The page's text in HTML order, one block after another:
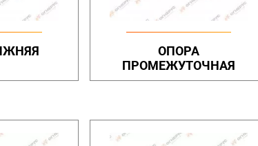
ОПОРА
ПРОМЕЖУТОЧНАЯ